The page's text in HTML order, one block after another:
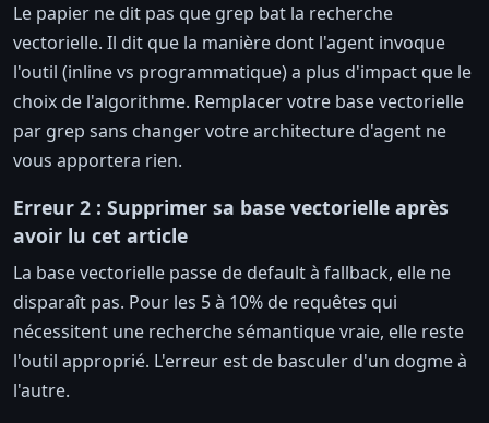
Le papier ne dit pas que grep bat la recherche
vectorielle. Il dit que la manière dont l'agent invoque
l'outil (inline vs programmatique) a plus d'impact que le
choix de l'algorithme. Remplacer votre base vectorielle
par grep sans changer votre architecture d'agent ne
vous apportera rien.
Erreur 2 : Supprimer sa base vectorielle après
avoir lu cet article
La base vectorielle passe de default à fallback, elle ne
disparaît pas. Pour les 5 à 10% de requêtes qui
nécessitent une recherche sémantique vraie, elle reste
l'outil approprié. L'erreur est de basculer d'un dogme à
l'autre.